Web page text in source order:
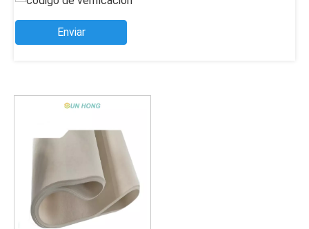
Enviar